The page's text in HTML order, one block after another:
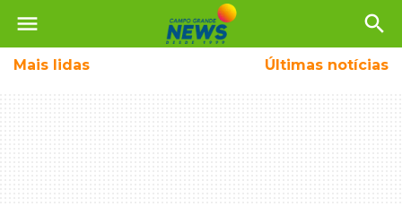
menu search
Mais lidas Últimas notícias